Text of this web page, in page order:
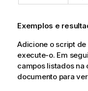
Exemplos e
Adicione o script
execute-o. Em
campos listados na
documento para